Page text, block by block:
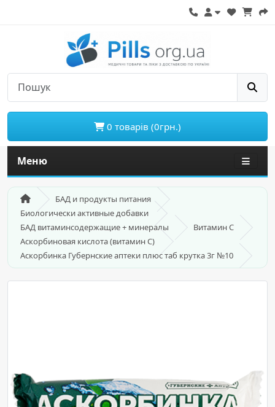
0 товарів (0грн.)
Меню
БАД и продукты питания
Биологически активные добавки
БАД витаминсодержащие + минералы
Витамин С
Аскорбиновая кислота (витамин С)
Аскорбинка Губернские аптеки плюс таб крутка 3г №10